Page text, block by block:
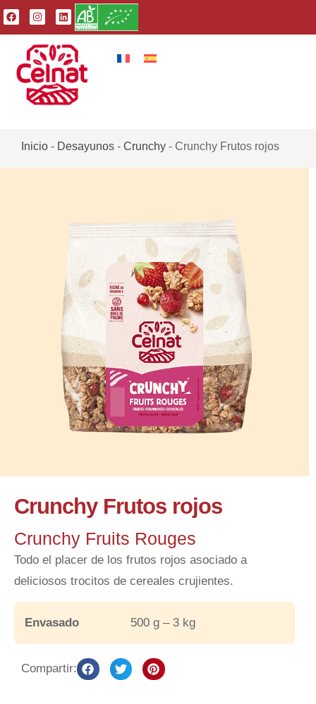
Inicio - Desayunos - Crunchy - Crunchy Frutos rojos
Crunchy Frutos rojos
Crunchy Fruits Rouges
Todo el placer de los frutos rojos asociado a
deliciosos trocitos de cereales crujientes.
Envasado 500 g – 3 kg
Compartir: